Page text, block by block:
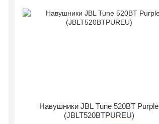
Навушники JBL Tune 520BT Purple
(JBLT520BTPUREU)